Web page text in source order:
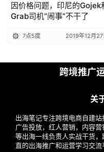
因价格问题，印尼的Gojek
Grab司机“闹事”不干了
7点5度 2019年12月27
跨境推广
关
出海笔记专注跨境电商自建
广告投放，红人营销，内容
等出海一线负责人实战干货
直的出海推广和运营学习交流